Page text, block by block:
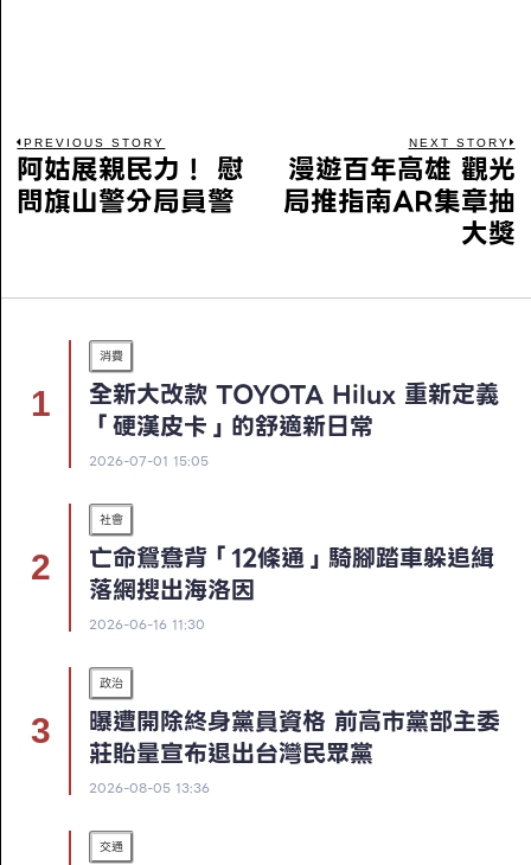
PREVIOUS STORY
阿姑展親民力！ 慰
問旗山警分局員警
NEXT STORY
漫遊百年高雄 觀光
局推指南AR集章抽
大獎
消費
全新大改款 TOYOTA Hilux 重新定義
「硬漢皮卡」的舒適新日常
2026-07-01 15:05
社會
亡命鴛鴦背「12條通」騎腳踏車躲追緝
落網搜出海洛因
2026-06-16 11:30
政治
曝遭開除終身黨員資格 前高市黨部主委
莊貽量宣布退出台灣民眾黨
2026-08-05 13:36
交通